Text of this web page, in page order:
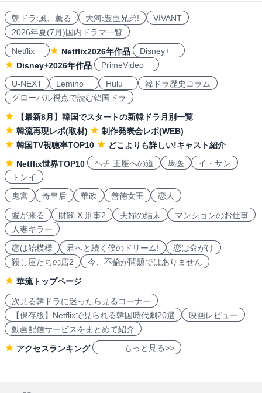
朝ドラ:風、薫る 大河:豊臣兄弟!
VIVANT
2026年夏(7月)国内ドラマ一覧
Netflix
Netflix2026年作品
Disney+
Disney+2026年作品
PrimeVideo
U-NEXT
Lemino Hulu
韓ドラ歴史コラム
グローバル視点で読む韓国ドラ
【最新8月】韓国でスタートの新韓ドラ月別一覧
韓流再現レポ(取材)
制作発表会レポ(WEB)
韓国TV視聴率TOP10
どこよりも詳しい!キャスト紹介
Netflix世界TOP10
ヘチ 王座への道 馬医
イ・サン
トンイ
鬼宮
奇皇后 華政 善徳女王 恋人
愛が来る 財閥 X 刑事2 夫婦の結末
マンションのお仕事
人妻キラー
恋は飴模様
君へと続く僕のドリーム!
恋は命がけ
殺し屋たちの店2
今、不倫が問題ではありません
華流トップページ
次見る韓ドラに迷ったら見るコーナー
【保存版】Netflixで見られる韓国時代劇20選
映画レビュー
動画配信サービスをまとめて紹介
アクセスランキング もっと見る>>